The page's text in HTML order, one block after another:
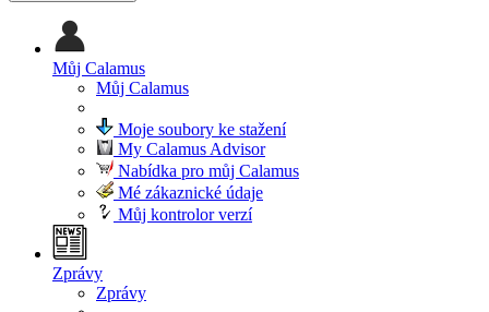
Můj Calamus
Můj Calamus
Moje soubory ke stažení
My Calamus Advisor
Nabídka pro můj Calamus
Mé zákaznické údaje
Můj kontrolor verzí
Zprávy
Zprávy